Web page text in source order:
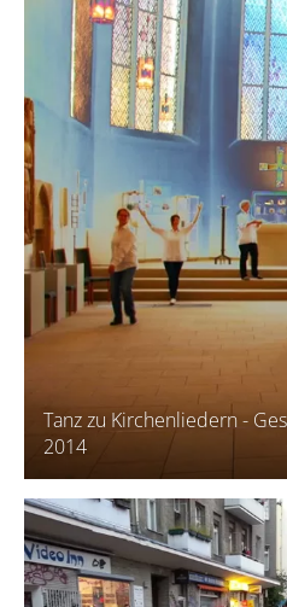
Tanz zu Kirchenliedern -
2014